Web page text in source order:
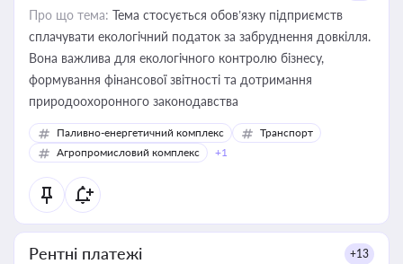
Про що тема: Тема стосується обов’язку підприємств
сплачувати екологічний податок за забруднення довкілля.
Вона важлива для екологічного контролю бізнесу,
формування фінансової звітності та дотримання
природоохоронного законодавства
Паливно-енергетичний комплекс
Транспорт
Агропромисловий комплекс
+1
Рентні платежі +13